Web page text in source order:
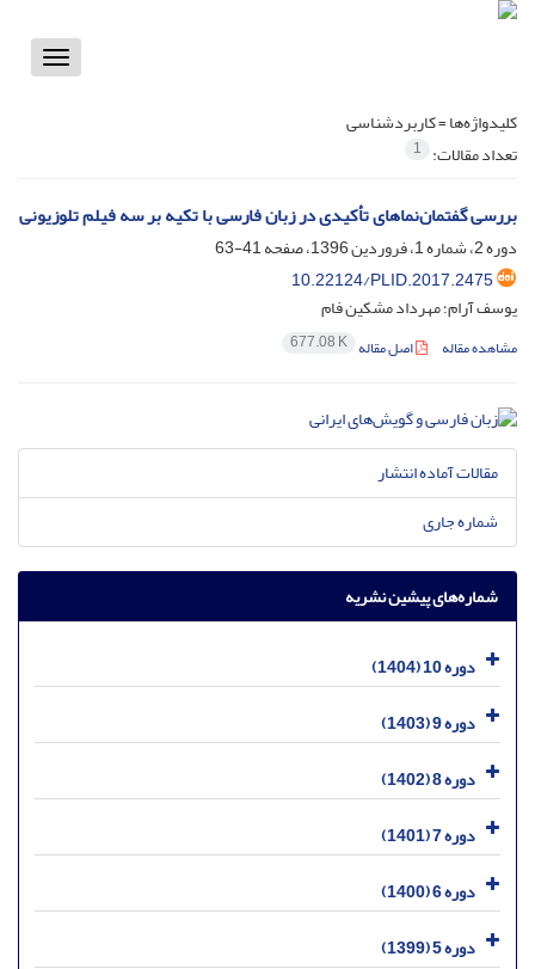
Toggle
کلیدواژه‌ها =کاربرد‌شناسی
تعداد مقالات: 1
بررسی گفتمان‌نما‌های تأکیدی در زبان فارسی با تکیه بر سه فیلم تلوزیونی
دوره 2، شماره 1، فروردین 1396، صفحه
41-63
10.22124/PLID.2017.2475
یوسف آرام؛ مهرداد مشکین فام
مشاهده مقاله اصل مقاله 677.08 K
مقالات آماده انتشار
شماره جاری
شماره‌های پیشین نشریه
دوره 10 (1404)
دوره 9 (1403)
دوره 8 (1402)
دوره 7 (1401)
دوره 6 (1400)
دوره 5 (1399)